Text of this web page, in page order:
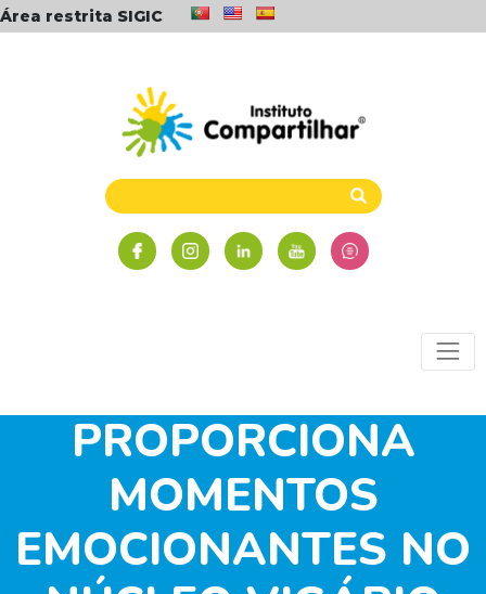
Área restrita SIGIC
REENCONTRO DE EX-
PROPORCIONA
MOMENTOS
EMOCIONANTES NO